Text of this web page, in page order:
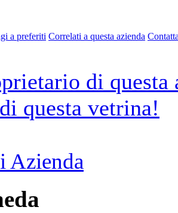
a preferiti Correlati a questa azienda
di questa
questa vetrina!